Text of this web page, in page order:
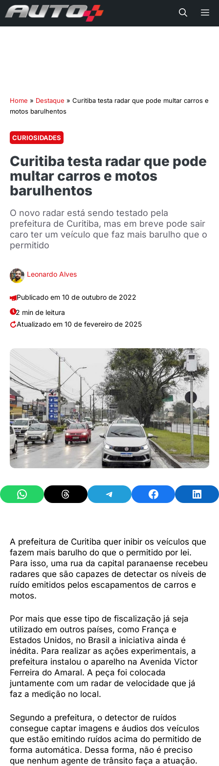
Home » Destaque » Curitiba testa radar que pode multar carros e
motos barulhentos
CURIOSIDADES
Curitiba testa radar que pode
multar carros e motos
barulhentos
O novo radar está sendo testado pela
prefeitura de Curitiba, mas em breve pode sair
caro ter um veículo que faz mais barulho que o
permitido
Leonardo Alves
10 de outubro de 2022
2 min de leitura
10 de fevereiro de 2025
Share on WhatsAppShare on ThreadsShare on TelegramShare on Facebook
A prefeitura de Curitiba quer inibir os veículos que
fazem mais barulho do que o permitido por lei.
Para isso, uma rua da capital paranaense recebeu
radares que são capazes de detectar os níveis de
ruído emitidos pelos escapamentos de carros e
motos.
Por mais que esse tipo de fiscalização já seja
utilizado em outros países, como França e
Estados Unidos, no Brasil a iniciativa ainda é
inédita. Para realizar as ações experimentais, a
prefeitura instalou o aparelho na Avenida Victor
Ferreira do Amaral. A peça foi colocada
juntamente com um radar de velocidade que já
faz a medição no local.
Segundo a prefeitura, o detector de ruídos
consegue captar imagens e áudios dos veículos
que estão emitindo ruídos acima do permitido de
forma automática. Dessa forma, não é preciso
que nenhum agente de trânsito faça a atuação.